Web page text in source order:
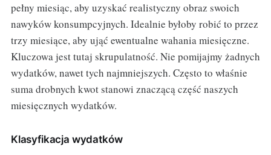
pełny miesiąc, aby uzyskać realistyczny obraz swoich
nawyków konsumpcyjnych. Idealnie byłoby robić to przez
trzy miesiące, aby ująć ewentualne wahania miesięczne.
Kluczowa jest tutaj skrupulatność. Nie pomijajmy żadnych
wydatków, nawet tych najmniejszych. Często to właśnie
suma drobnych kwot stanowi znaczącą część naszych
miesięcznych wydatków.
Klasyfikacja wydatków